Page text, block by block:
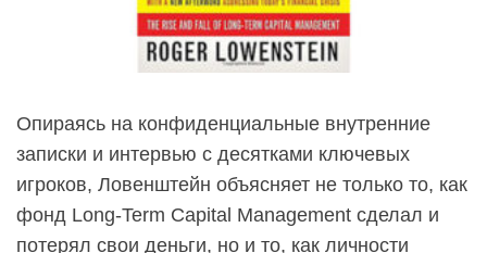
Опираясь на конфиденциальные внутренние
записки и интервью с десятками ключевых
игроков, Ловенштейн объясняет не только то, как
фонд Long-Term Capital Management сделал и
потерял свои деньги, но и то, как личности